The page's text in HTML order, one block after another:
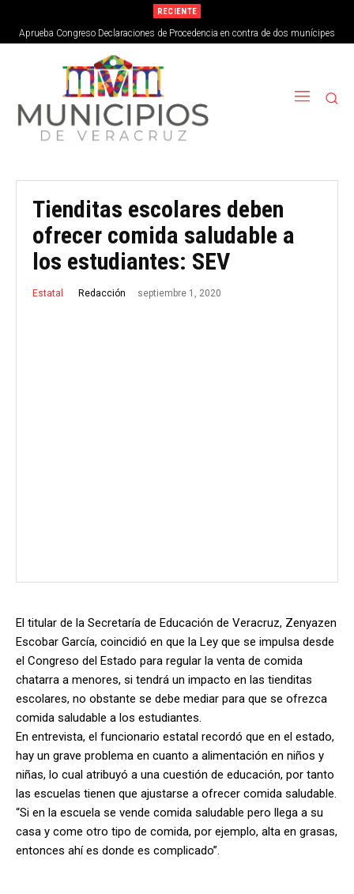
RECIENTE
Aprueba Congreso Declaraciones de Procedencia en contra de dos munícipes
Tienditas escolares deben
ofrecer comida saludable a
los estudiantes: SEV
Estatal Redacción septiembre 1, 2020
El titular de la Secretaría de Educación de Veracruz, Zenyazen
Escobar García, coincidió en que la Ley que se impulsa desde
el Congreso del Estado para regular la venta de comida
chatarra a menores, si tendrá un impacto en las tienditas
escolares, no obstante se debe mediar para que se ofrezca
comida saludable a los estudiantes.
En entrevista, el funcionario estatal recordó que en el estado,
hay un grave problema en cuanto a alimentación en niños y
niñas, lo cual atribuyó a una cuestión de educación, por tanto
las escuelas tienen que ajustarse a ofrecer comida saludable.
“Si en la escuela se vende comida saludable pero llega a su
casa y come otro tipo de comida, por ejemplo, alta en grasas,
entonces ahí es donde es complicado”.